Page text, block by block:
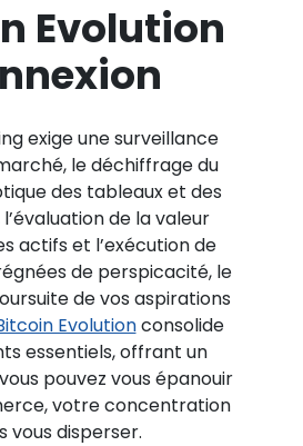
Evolution
exige une surveillance
le déchiffrage du
des tableaux et des
de la valeur
actifs et l’exécution de
de perspicacité, le
de vos aspirations
Evolutionconsolide
essentiels, offrant un
pouvez vous épanouir
votre concentration
vous disperser.